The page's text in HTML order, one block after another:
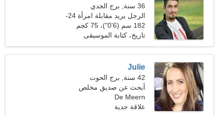
36 سنة, برج الجدي
الرجل يريد مقابلة امرأة 24-
32
182 سم (6'0")، 75 كجم
(165 رطلا)
تاريخ، كتابة الموسيقى
Julie
42 سنة, برج الحوت
أبحث عن صديق مخلص
للسفر
De Meern
علاقة جدية